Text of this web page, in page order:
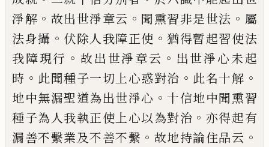
淨解 。 故出世淨章云 。 聞熏習非是世法 。 屬
法身攝 。 伏除人我障正使 。猶得暫起習使法
我障現行 。 故出世淨章云 。 出世淨心未起
時 。 此聞種子一切上心惑對治 。 此名十解 。
地中無漏聖道為出世淨心 。十信地中聞熏習
種子為人我執正使上心以為對治 。 亦得起有
漏善不繫業及不善不繫 。 故地持論住品云 。